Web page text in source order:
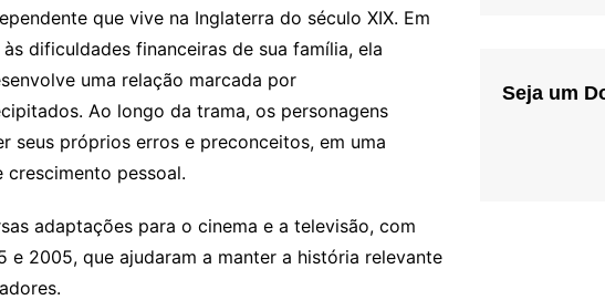
que vive na Inglaterra do século XIX. Em
dificuldades financeiras de sua família, ela
uma relação marcada por
Ao longo da trama, os personagens
seus próprios erros e preconceitos, em uma
pessoal.
adaptações para o cinema e a televisão, com
e 2005, que ajudaram a manter a história relevante
Seja um